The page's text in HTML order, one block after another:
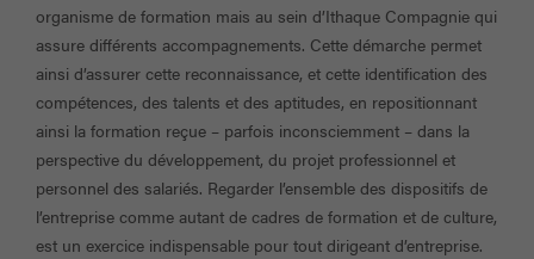
organisme de formation mais au sein d’Ithaque Compagnie qui
assure différents accompagnements. Cette démarche permet
ainsi d’assurer cette reconnaissance, et cette identification des
compétences, des talents et des aptitudes, en repositionnant
ainsi la formation reçue – parfois inconsciemment – dans la
perspective du développement, du projet professionnel et
personnel des salariés. Regarder l’ensemble des dispositifs de
l’entreprise comme autant de cadres de formation et de culture,
est un exercice indispensable pour tout dirigeant d’entreprise.